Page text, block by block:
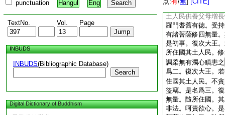
punctuation Hangul Eng
TextNo. Vol. Page
INBUDS
INBUDS(Bibliographic Database)
Search
Digital Dictionary of Buddhism
菩薩修四無量。隨
土人民供養父母増
羅門耆舊有徳。受
有諸菩薩修四無量
是初事。復次大王
所住國其土人民。
調柔無有濁心瞋恚之
爲二。復次大王。
住國其土人民。不
盜竊。是名爲三。
無量。隨所住國。
非法。呵責欲心。